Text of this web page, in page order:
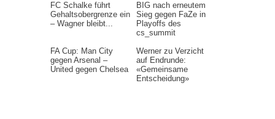
FC Schalke führt
Gehaltsobergrenze ein
– Wagner bleibt...
BIG nach erneutem
Sieg gegen FaZe in
Playoffs des
cs_summit
FA Cup: Man City
gegen Arsenal –
United gegen Chelsea
Werner zu Verzicht
auf Endrunde:
«Gemeinsame
Entscheidung»